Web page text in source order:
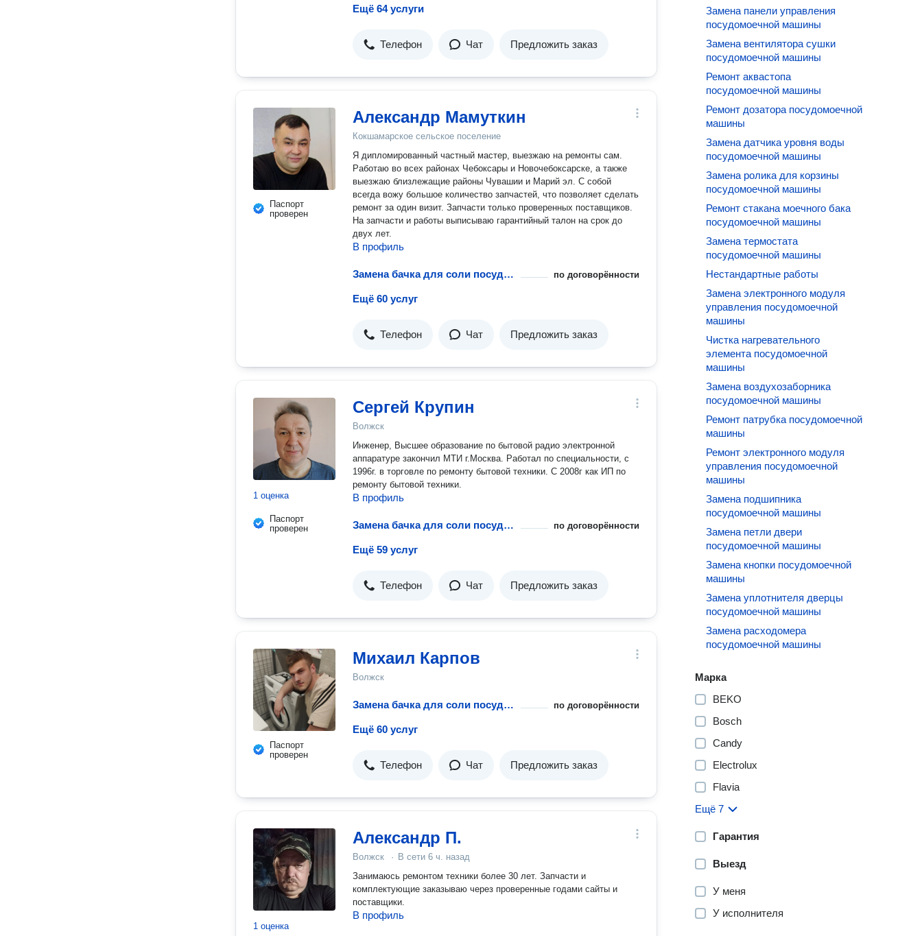
Ещё 64 услуги
Телефон Чат Предложить заказ
Паспорт
проверен
Александр Мамуткин
Кокшамарское сельское поселение
Я дипломированный частный мастер, выезжаю на ремонты сам.
Работаю во всех районах Чебоксары и Новочебоксарске, а также
выезжаю близлежащие районы Чувашии и Марий эл. С собой
всегда вожу большое количество запчастей, что позволяет сделать
ремонт за один визит. Запчасти только проверенных поставщиков.
На запчасти и работы выписываю гарантийный талон на срок до
двух лет.
В профиль
Замена бачка для соли посудомоечной машины по договорённости
Ещё 60 услуг
Телефон Чат Предложить заказ
1 оценка
Паспорт
проверен
Сергей Крупин
Волжск
Инженер, Высшее образование по бытовой радио электронной
аппаратуре закончил МТИ г.Москва. Работал по специальности, с
1996г. в торговле по ремонту бытовой техники. С 2008г как ИП по
ремонту бытовой техники.
В профиль
Замена бачка для соли посудомоечной машины по договорённости
Ещё 59 услуг
Телефон Чат Предложить заказ
Паспорт
проверен
Михаил Карпов
Волжск
Замена бачка для соли посудомоечной машины по договорённости
Ещё 60 услуг
Телефон Чат Предложить заказ
1 оценка
Александр П.
Волжск · В сети 6 ч. назад
Занимаюсь ремонтом техники более 30 лет. Запчасти и
комплектующие заказываю через проверенные годами сайты и
поставщики.
В профиль
Замена панели управления
посудомоечной машины
Замена вентилятора сушки
посудомоечной машины
Ремонт аквастопа
посудомоечной машины
Ремонт дозатора посудомоечной
машины
Замена датчика уровня воды
посудомоечной машины
Замена ролика для корзины
посудомоечной машины
Ремонт стакана моечного бака
посудомоечной машины
Замена термостата
посудомоечной машины
Нестандартные работы
Замена электронного модуля
управления посудомоечной
машины
Чистка нагревательного
элемента посудомоечной
машины
Замена воздухозаборника
посудомоечной машины
Ремонт патрубка посудомоечной
машины
Ремонт электронного модуля
управления посудомоечной
машины
Замена подшипника
посудомоечной машины
Замена петли двери
посудомоечной машины
Замена кнопки посудомоечной
машины
Замена уплотнителя дверцы
посудомоечной машины
Замена расходомера
посудомоечной машины
Марка
BEKO
Bosch
Candy
Electrolux
Flavia
Ещё 7
Гарантия
Выезд
У меня
У исполнителя